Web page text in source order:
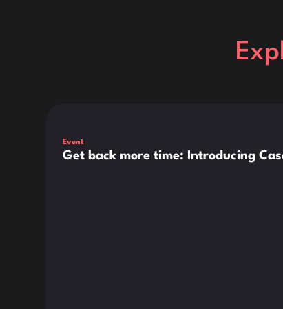
Event
Get back more time: Introducing